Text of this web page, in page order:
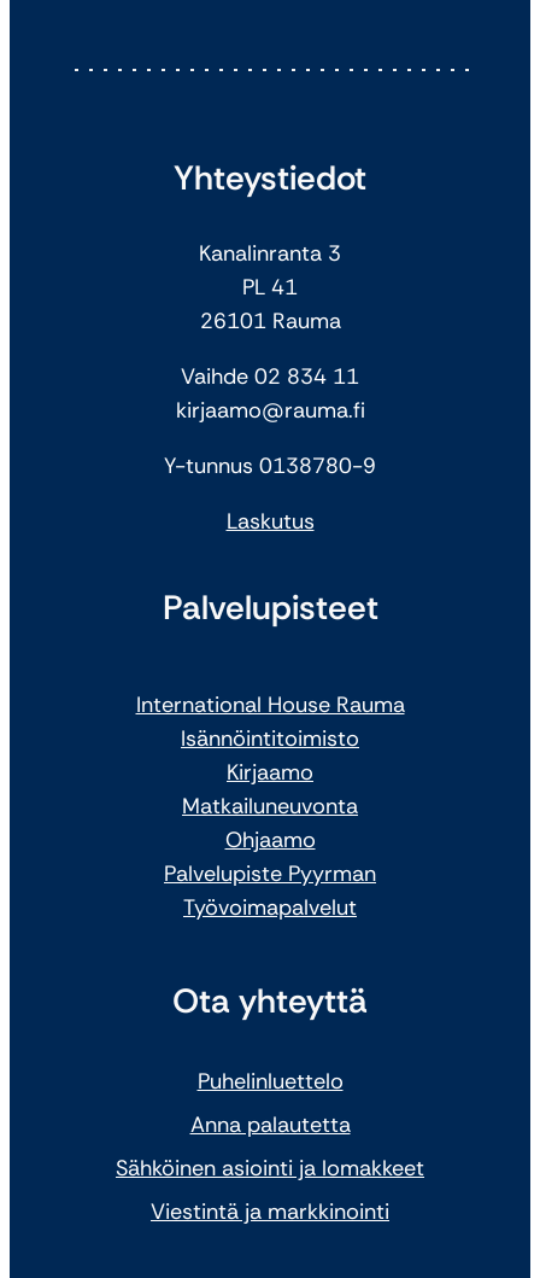
Yhteystiedot
Kanalinranta 3
PL 41
26101 Rauma
Vaihde 02 834 11
kirjaamo@rauma.fi
Y-tunnus 0138780-9
Laskutus
Palvelupisteet
International House Rauma
Isännöintitoimisto
Kirjaamo
Matkailuneuvonta
Ohjaamo
Palvelupiste Pyyrman
Työvoimapalvelut
Ota yhteyttä
Puhelinluettelo
Anna palautetta
Sähköinen asiointi ja lomakkeet
Viestintä ja markkinointi